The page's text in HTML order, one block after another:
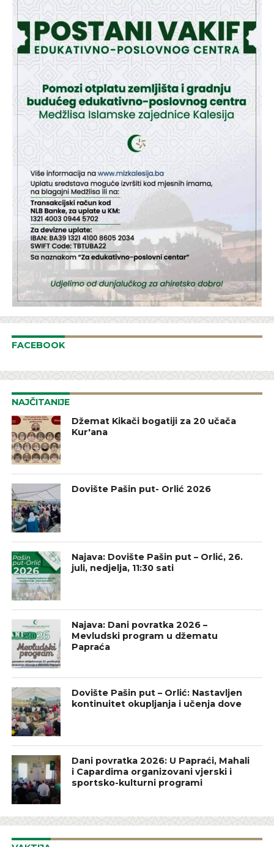
FACEBOOK
NAJČITANIJE
Džemat Kikači bogatiji za 20 učača
Kur'ana
Dovište Pašin put- Orlić 2026
Najava: Dovište Pašin put – Orlić, 26.
juli, nedjelja, 11:30 sati
Najava: Dani povratka 2026 –
Mevludski program u džematu
Papraća
Dovište Pašin put – Orlić: Nastavljen
kontinuitet okupljanja i učenja dove
Dani povratka 2026: U Papraći, Mahali
i Capardima organizovani vjerski i
sportsko-kulturni programi